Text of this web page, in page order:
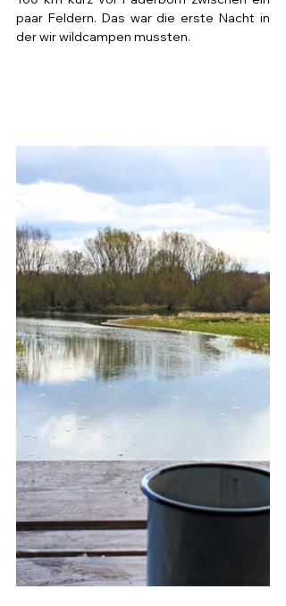
paar Feldern. Das war die erste Nacht in
der wir wildcampen mussten.